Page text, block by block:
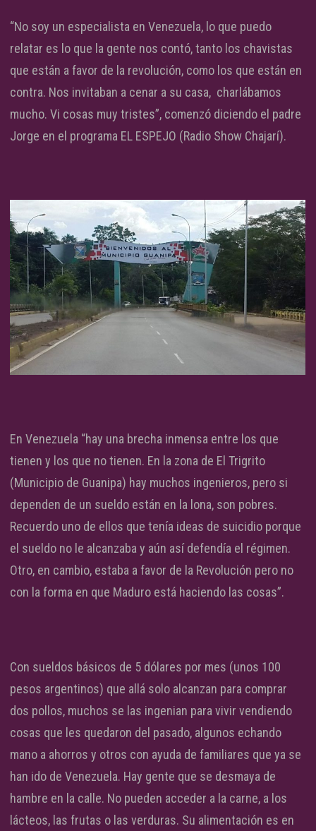
“No soy un especialista en Venezuela, lo que puedo
relatar es lo que la gente nos contó, tanto los chavistas
que están a favor de la revolución, como los que están en
contra. Nos invitaban a cenar a su casa, charlábamos
mucho. Vi cosas muy tristes”, comenzó diciendo el padre
Jorge en el programa EL ESPEJO (Radio Show Chajarí).
En Venezuela “hay una brecha inmensa entre los que
tienen y los que no tienen. En la zona de El Trigrito
(Municipio de Guanipa) hay muchos ingenieros, pero si
dependen de un sueldo están en la lona, son pobres.
Recuerdo uno de ellos que tenía ideas de suicidio porque
el sueldo no le alcanzaba y aún así defendía el régimen.
Otro, en cambio, estaba a favor de la Revolución pero no
con la forma en que Maduro está haciendo las cosas”.
Con sueldos básicos de 5 dólares por mes (unos 100
pesos argentinos) que allá solo alcanzan para comprar
dos pollos, muchos se las ingenian para vivir vendiendo
cosas que les quedaron del pasado, algunos echando
mano a ahorros y otros con ayuda de familiares que ya se
han ido de Venezuela. Hay gente que se desmaya de
hambre en la calle. No pueden acceder a la carne, a los
lácteos, las frutas o las verduras. Su alimentación es en